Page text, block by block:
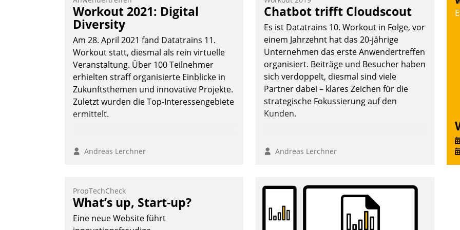
Workout 2021: Digital
Diversity
Am 28. April 2021 fand Datatrains 11.
Workout statt, diesmal als rein virtuelle
Veranstaltung. Über 100 Teilnehmer
erhielten straff organisierte Einblicke in
Zukunftsthemen und innovative Projekte.
Zuletzt wurden die Top-Interessengebiete
ermittelt.
Andreas Lerchner
Chatbot trifft Cloudscout
Es ist Datatrains 10. Workout in Folge, vor
einem Jahrzehnt hat das 20-jährige
Unternehmen das erste Anwendertreffen
organisiert. Beiträge und Besucher haben
sich verdoppelt, diesmal sind viele
Partner dabei – klares Zeichen für die
strategische Fokussierung auf den
Kunden.
Andreas Lerchner
PropTechCheck
What’s up, Start-up?
Eine neue Website führt